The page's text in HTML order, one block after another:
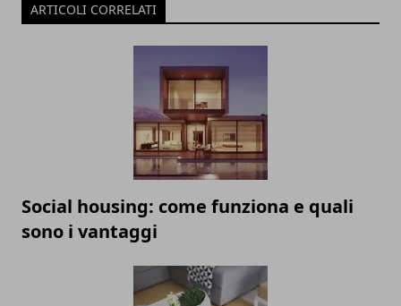
ARTICOLI CORRELATI
Social housing: come funziona e quali
sono i vantaggi